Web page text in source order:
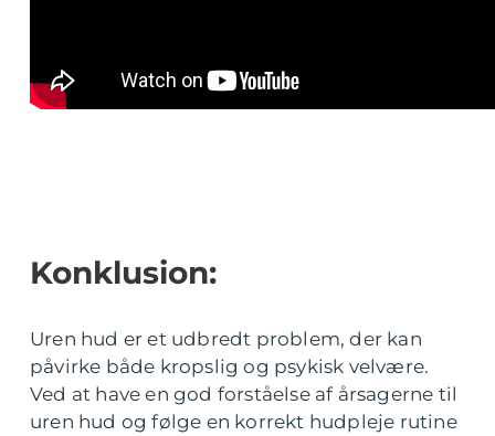
Konklusion:
Uren hud er et udbredt problem, der kan
påvirke både kropslig og psykisk velvære.
Ved at have en god forståelse af årsagerne til
uren hud og følge en korrekt hudpleje rutine